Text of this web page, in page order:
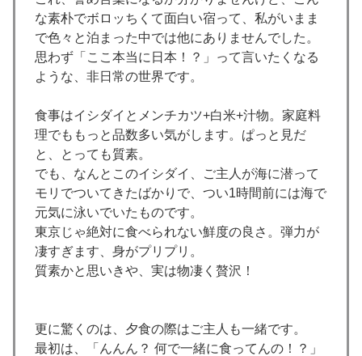
な素朴でボロッちくて面白い宿って、私がいまま
で色々と泊まった中では他にありませんでした。
思わず「ここ本当に日本！？」って言いたくなる
ような、非日常の世界です。
食事はイシダイとメンチカツ+白米+汁物。家庭料
理でももっと品数多い気がします。ぱっと見だ
と、とっても質素。
でも、なんとこのイシダイ、ご主人が海に潜って
モリでついてきたばかりで、つい1時間前には海で
元気に泳いでいたものです。
東京じゃ絶対に食べられない鮮度の良さ。弾力が
凄すぎます、身がプリプリ。
質素かと思いきや、実は物凄く贅沢！
更に驚くのは、夕食の際はご主人も一緒です。
最初は、「んんん？ 何で一緒に食ってんの！？」